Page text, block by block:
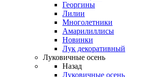
Георгины
Лилии
Многолетники
Амарилиллисы
Новинки
Лук декоративный
Луковичные осень
Назад
Луковичные осень